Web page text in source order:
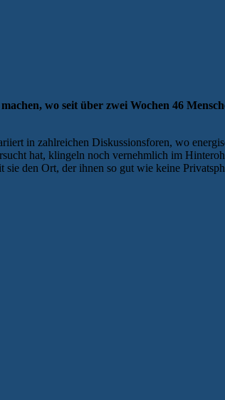
wo seit über zwei Wochen 46
in zahlreichen Diskussionsforen, wo
hat, klingeln noch vernehmlich im
den Ort, der ihnen so gut wie keine